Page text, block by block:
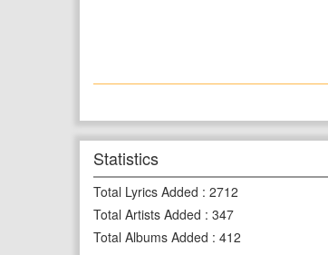
Statistics
Total Lyrics Added : 2712
Total Artists Added : 347
Total Albums Added : 412